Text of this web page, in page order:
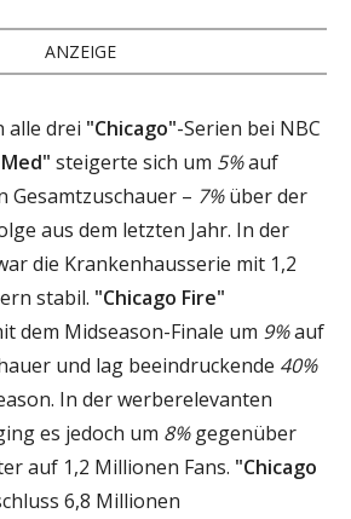
ANZEIGE
alle drei "Chicago"-Serien bei NBC
steigerte sich um 5%auf
Gesamtzuschauer – 7%über der
aus dem letzten Jahr. In der
die Krankenhausserie mit 1,2
stabil. "Chicago Fire"
dem Midseason-Finale um 9%auf
und lag beeindruckende 40%
In der werberelevanten
es jedoch um 8%gegenüber
auf 1,2 Millionen Fans. "Chicago
6,8 Millionen